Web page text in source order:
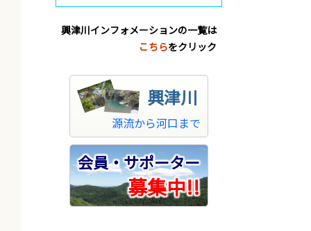
興津川インフォメーションの一覧は
こちらをクリック
興津川
源流から河口まで
会員・サポーター
募集中!!